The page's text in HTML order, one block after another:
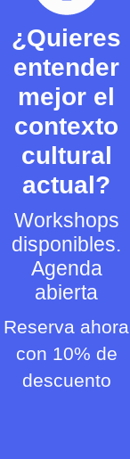
¿Quieres
entender
mejor el
contexto
cultural
actual?
Workshops
disponibles.
Agenda
abierta
Reserva ahora
con 10% de
descuento